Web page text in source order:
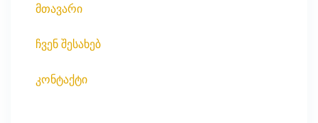
მთავარი
ჩვენ შესახებ
კონტაქტი